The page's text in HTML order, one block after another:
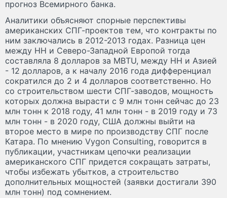
прогноз Всемирного банка.
Аналитики объясняют спорные перспективы
американских СПГ-проектов тем, что контракты по
ним заключались в 2012-2013 годах. Разница цен
между HH и Северо-Западной Европой тогда
составляла 8 долларов за MBTU, между HH и Азией
- 12 долларов, а к началу 2016 года дифференциал
сократился до 2 и 4 долларов соответственно. Но
со строительством шести СПГ-заводов, мощность
которых должна вырасти с 9 млн тонн сейчас до 23
млн тонн к 2018 году, 41 млн тонн - в 2019 году и 73
млн тонн - в 2020 году, США должны выйти на
второе место в мире по производству СПГ после
Катара. По мнению Vygon Consulting, говорится в
публикации, участникам цепочки реализации
американского СПГ придется сокращать затраты,
чтобы избежать убытков, а строительство
дополнительных мощностей (заявки достигали 390
млн тонн) под сомнением.